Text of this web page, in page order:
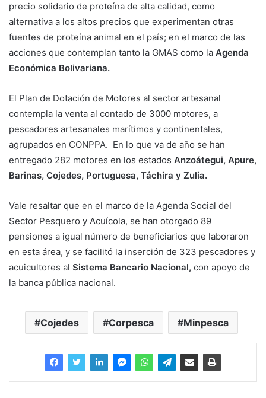
precio solidario de proteína de alta calidad, como
alternativa a los altos precios que experimentan otras
fuentes de proteína animal en el país; en el marco de las
acciones que contemplan tanto la GMAS como la Agenda
Económica Bolivariana.
El Plan de Dotación de Motores al sector artesanal
contempla la venta al contado de 3000 motores, a
pescadores artesanales marítimos y continentales,
agrupados en CONPPA. En lo que va de año se han
entregado 282 motores en los estados Anzoátegui, Apure,
Barinas, Cojedes, Portuguesa, Táchira y Zulia.
Vale resaltar que en el marco de la Agenda Social del
Sector Pesquero y Acuícola, se han otorgado 89
pensiones a igual número de beneficiarios que laboraron
en esta área, y se facilitó la inserción de 323 pescadores y
acuicultores al Sistema Bancario Nacional, con apoyo de
la banca pública nacional.
Cojedes Corpesca Minpesca